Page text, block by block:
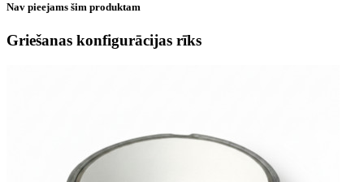
Nav pieejams šim produktam
Griešanas konfigurācijas rīks